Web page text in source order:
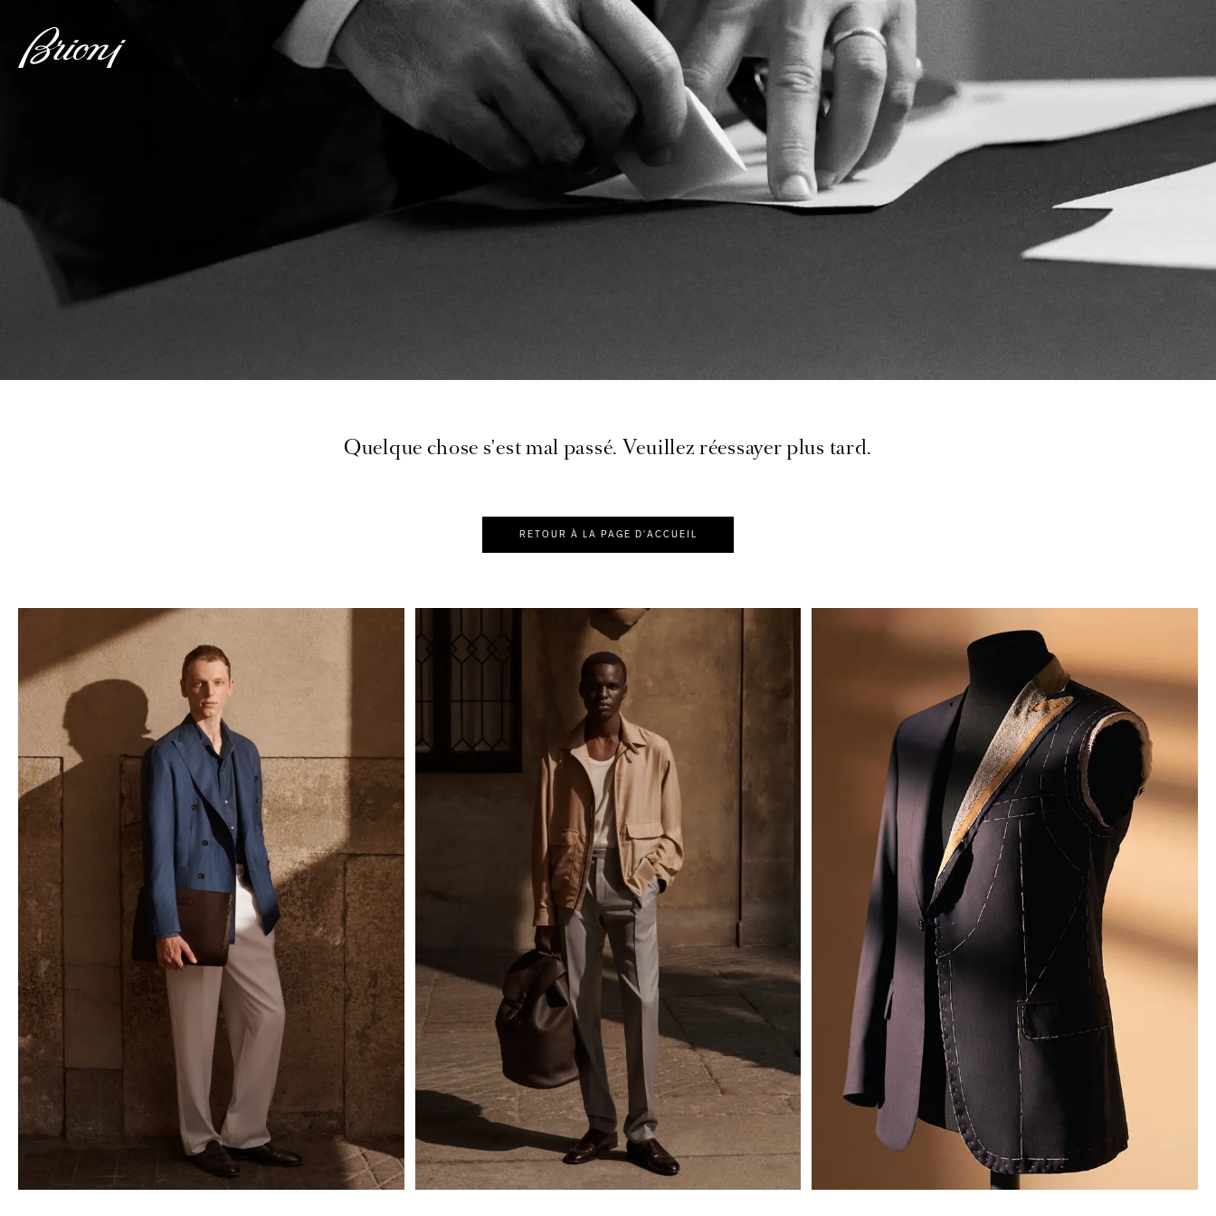
Quelque chose s'est mal passé. Veuillez réessayer plus tard.
RETOUR À LA PAGE D'ACCUEIL